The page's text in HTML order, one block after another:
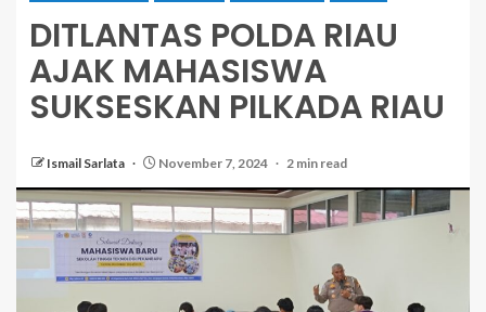
DITLANTAS POLDA RIAU
AJAK MAHASISWA
SUKSESKAN PILKADA RIAU
Ismail Sarlata November 7, 2024 2 min read